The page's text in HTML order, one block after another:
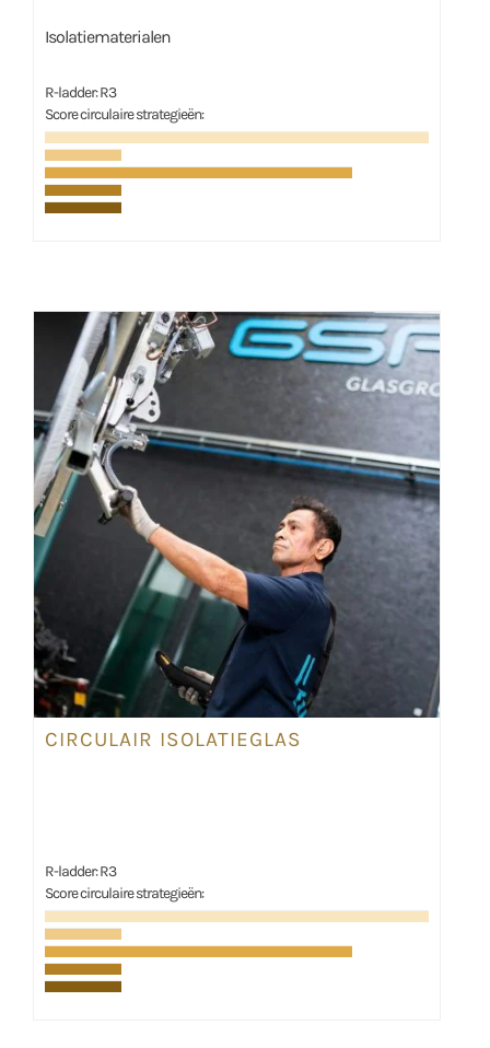
Isolatiematerialen
R-ladder: R3
Score circulaire strategieën:
CIRCULAIR ISOLATIEGLAS
R-ladder: R3
Score circulaire strategieën: